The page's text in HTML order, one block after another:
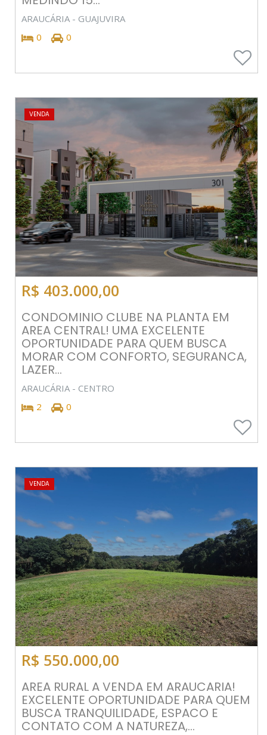
ARAUCÁRIA - GUAJUVIRA
0
0
VENDA
R$ 403.000,00
CONDOMINIO CLUBE NA PLANTA EM
AREA CENTRAL! UMA EXCELENTE
OPORTUNIDADE PARA QUEM BUSCA
MORAR COM CONFORTO, SEGURANCA,
LAZER...
ARAUCÁRIA - CENTRO
2
0
VENDA
R$ 550.000,00
AREA RURAL A VENDA EM ARAUCARIA!
EXCELENTE OPORTUNIDADE PARA QUEM
BUSCA TRANQUILIDADE, ESPACO E
CONTATO COM A NATUREZA,...